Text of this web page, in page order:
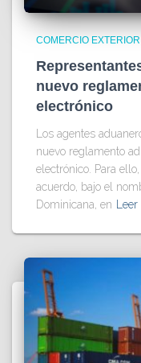
COMERCIO EXTERIOR
nuevo
electrónico
Los agentes
nuevo reglamento
electrónico. Para
acuerdo, bajo el
Dominicana, en